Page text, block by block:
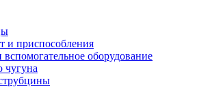
и приспособления
оборудование
чугуна